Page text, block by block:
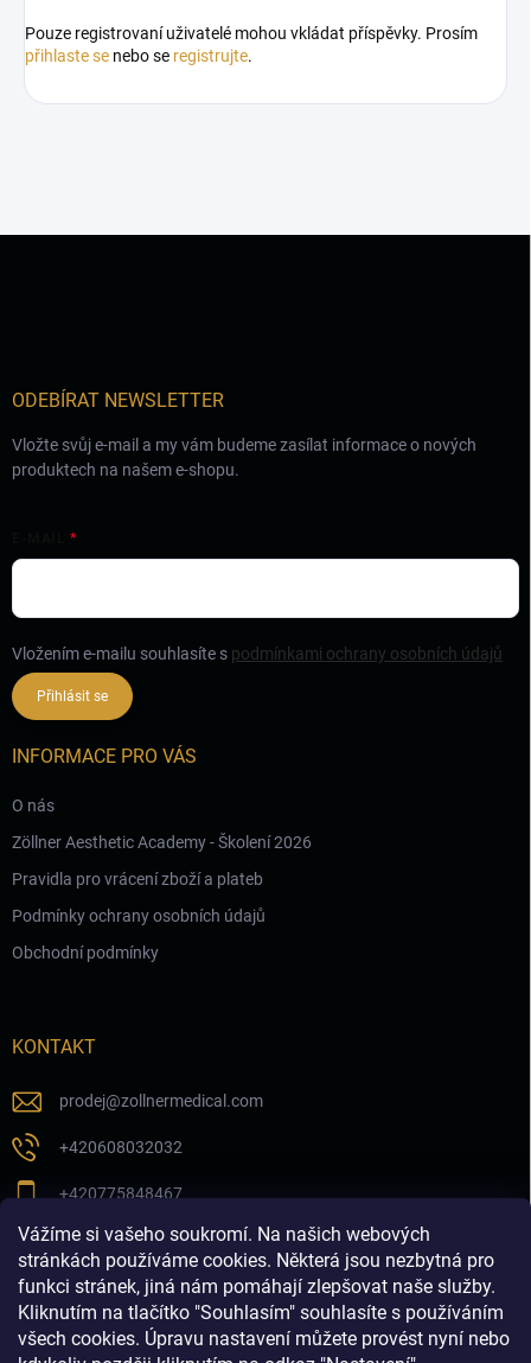
Vážíme si vašeho soukromí. Na našich webových
stránkách používáme cookies. Některá jsou nezbytná pro
funkci stránek, jiná nám pomáhají zlepšovat naše služby.
Kliknutím na tlačítko "Souhlasím" souhlasíte s používáním
všech cookies. Úpravu nastavení můžete provést nyní nebo
Pouze registrovaní uživatelé mohou vkládat příspěvky. Prosím
přihlaste se nebo se registrujte.
ODEBÍRAT NEWSLETTER
Vložte svůj e-mail a my vám budeme zasílat informace o nových
produktech na našem e-shopu.
Vložením e-mailu souhlasíte s podmínkami ochrany osobních údajů
Přihlásit se
INFORMACE PRO VÁS
O nás
Zöllner Aesthetic Academy - Školení 2026
Pravidla pro vrácení zboží a plateb
Podmínky ochrany osobních údajů
Obchodní podmínky
KONTAKT
prodej@zollnermedical.com
+420608032032
+420775848467
Sledujte nás na našem FB profilu
zollnermedical_eu